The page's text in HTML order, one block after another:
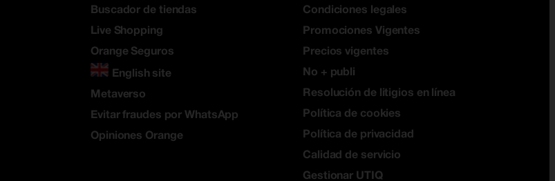
Buscador de tiendas
Live Shopping
Orange Seguros
English site
Metaverso
Evitar fraudes por WhatsApp
Opiniones Orange
Condiciones legales
Promociones Vigentes
Precios vigentes
No + publi
Resolución de litigios en línea
Política de cookies
Política de privacidad
Calidad de servicio
Gestionar UTIQ